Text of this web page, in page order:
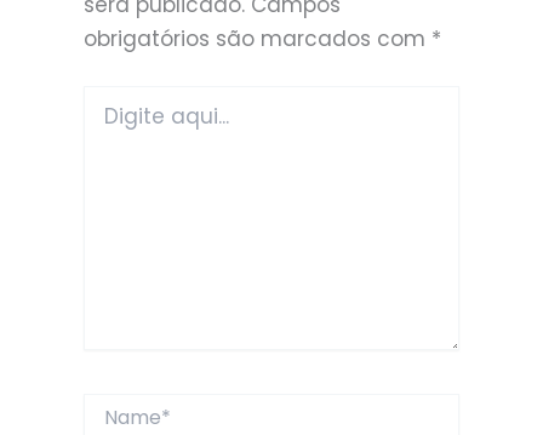
obrigatórios são marcados com *
aqui...